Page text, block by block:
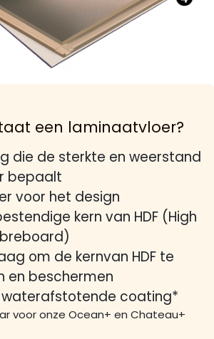
een laminaatvloer?
die de sterkte en weerstand
bepaalt
voor het design
kern van HDF (High
om de kernvan HDF te
en beschermen
waterafstotende coating*
voor onze Ocean+ en Chateau+